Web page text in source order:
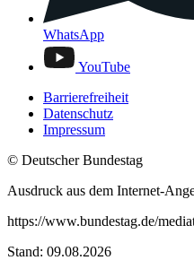
WhatsApp
YouTube
Barrierefreiheit
Datenschutz
Impressum
© Deutscher Bundestag
Ausdruck aus dem Internet-
https://www.bundestag.de/
Stand: 09.08.2026